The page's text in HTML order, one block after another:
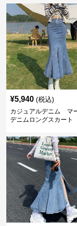
¥5,940 (税込)
カジュアルデニム マ
デニムロングスカート